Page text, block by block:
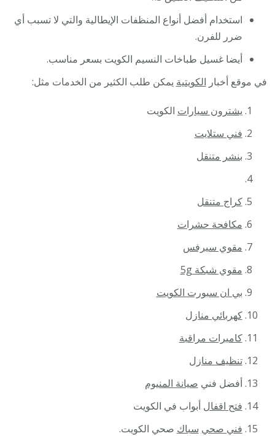
استخدام أفضل أنواع المنظفات الإيطالية والتي لا تسبب أي
ضرر للفرن.
أيضا غسيل طباخات النسيم الكويت بسعر مناسب.
في موقع أخبار الكويتية يمكن طلب الكثير من الخدمات مثل:
يشترون سيارات الكويت
فني ستلايت
بنشر متنقل
كراج متنقل
مكافحة حشرات
مقوي سيرفس
مقوي شبكة 5g
بي ان سبورت الكويت
كهربائي منازل
كاميرات مراقبة
تنظيف منازل
أفضل فني صيانة المنيوم
فتح اقفال أبواب في الكويت
فني صحي سباك صحي الكويت.